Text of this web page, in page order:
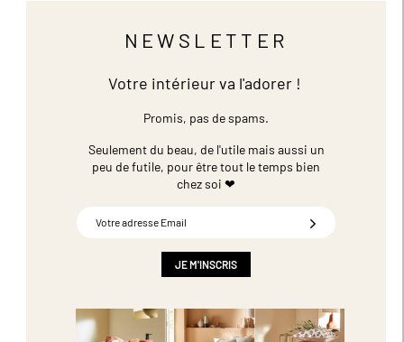
NEWSLETTER
Votre intérieur va l'adorer !
Promis, pas de spams.
Seulement du beau, de l'utile mais aussi un
peu de futile, pour être tout le temps bien
chez soi ❤
JE M'INSCRIS